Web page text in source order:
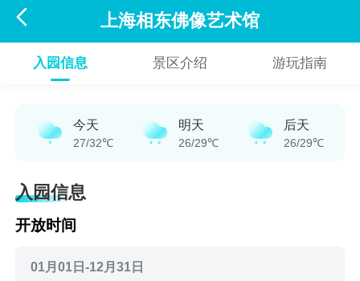
 上海相东佛像艺术馆
入园信息 景区介绍 游玩指南
今天
27/32℃
明天
26/29℃
后天
26/29℃
入园信息
开放时间
01月01日-12月31日